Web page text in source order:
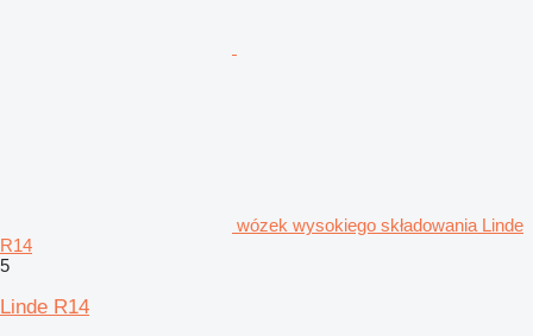
wózek wysokiego składowania Linde
R14
5
Linde R14